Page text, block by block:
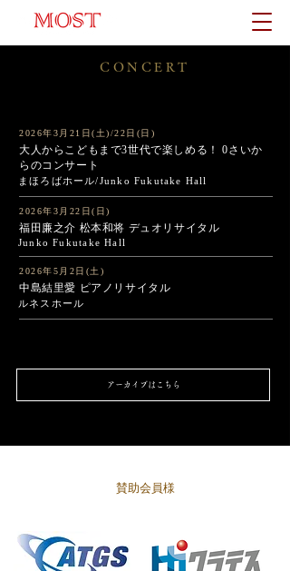
CONCERT
2026年3月21日(土)/22日(日)
大人からこどもまで3世代で楽しめる！ 0さいか
らのコンサート
まほろばホール/Junko Fukutake Hall
2026年3月22日(日)
福田廉之介 松本和将 デュオリサイタル
Junko Fukutake Hall
2026年5月2日(土)
中島結里愛 ピアノリサイタル
ルネスホール
アーカイブはこちら
賛助会員様